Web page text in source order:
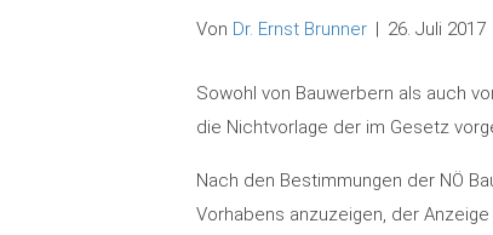
Von Dr. Ernst Brunner | 26. Juli 2017
Sowohl von Bauwerbern als auch
die Nichtvorlage der im Gesetz
Nach den Bestimmungen der NÖ
Vorhabens anzuzeigen, der